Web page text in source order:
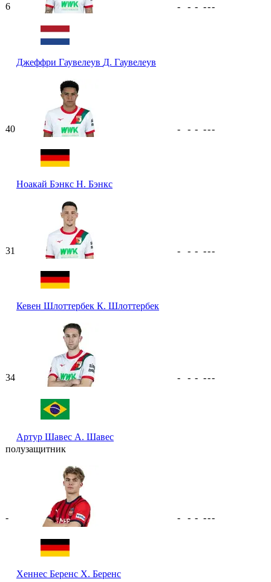
6
Джеффри Гаувелеув Д. Гаувелеув
- - - ---
40
Ноакай Бэнкс Н. Бэнкс
- - - ---
31
Кевен Шлоттербек К. Шлоттербек
- - - ---
34
Артур Шавес А. Шавес
- - - ---
полузащитник
-
Хеннес Беренс Х. Беренс
- - - ---